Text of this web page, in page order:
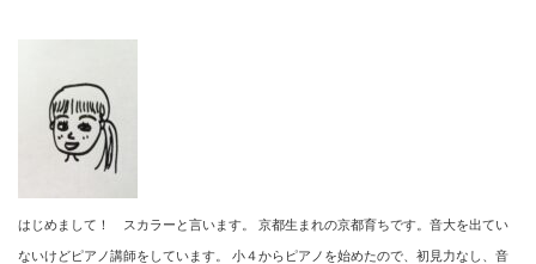
はじめまして！ スカラーと言います。 京都生まれの京都育ちです。音大を出てい
ないけどピアノ講師をしています。 小４からピアノを始めたので、初見力なし、音